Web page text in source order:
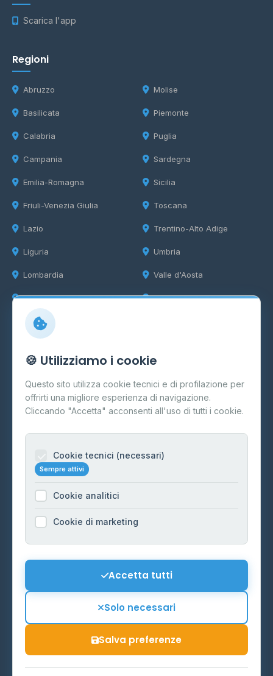
Scarica l'app
Regioni
Abruzzo
Basilicata
Calabria
Campania
Emilia-Romagna
Friuli-Venezia Giulia
Lazio
Liguria
Lombardia
Marche
Molise
Piemonte
Puglia
Sardegna
Sicilia
Toscana
Trentino-Alto Adige
Umbria
Valle d'Aosta
Veneto
Info
Cos'è il GPL
FAQ
Contatti
Informazioni legali
Cookie Policy
Preferenze Cookie
Mappa del sito
🍪 Utilizziamo i cookie
Questo sito utilizza cookie tecnici e di profilazione per
offrirti una migliore esperienza di navigazione.
Cliccando "Accetta" acconsenti all'uso di tutti i cookie.
Cookie tecnici (necessari)
Sempre attivi
Cookie analitici
Cookie di marketing
Accetta tutti
Solo necessari
Salva preferenze